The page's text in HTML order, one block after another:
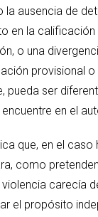
la ausencia de
en la
o una
provisional
pueda ser
en el
que, en el
como
violencia carecía
el propósito